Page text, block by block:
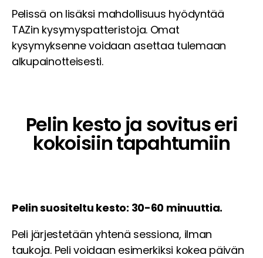
Pelissä on lisäksi mahdollisuus hyödyntää
TAZin kysymyspatteristoja. Omat
kysymyksenne voidaan asettaa tulemaan
alkupainotteisesti.
Pelin kesto ja sovitus eri
kokoisiin tapahtumiin
Pelin suositeltu kesto: 30-60 minuuttia.
Peli järjestetään yhtenä sessiona, ilman
taukoja. Peli voidaan esimerkiksi kokea päivän